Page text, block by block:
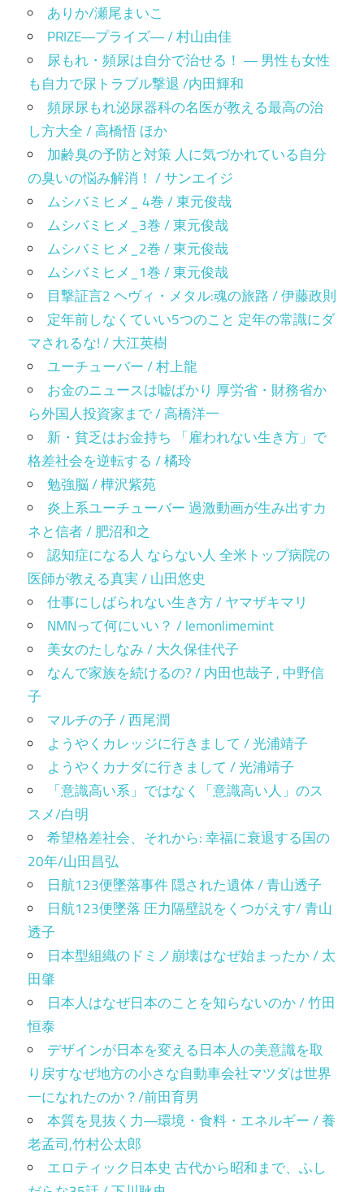
ありか/瀬尾まいこ
PRIZE―プライズ― / 村山由佳
尿もれ・頻尿は自分で治せる！ ― 男性も女性
も自力で尿トラブル撃退 /内田輝和
頻尿尿もれ泌尿器科の名医が教える最高の治
し方大全 / 高橋悟 ほか
加齢臭の予防と対策 人に気づかれている自分
の臭いの悩み解消！ / サンエイジ
ムシバミヒメ_ 4巻 / 東元俊哉
ムシバミヒメ_3巻 / 東元俊哉
ムシバミヒメ_2巻 / 東元俊哉
ムシバミヒメ_1巻 / 東元俊哉
目撃証言2 ヘヴィ・メタル:魂の旅路 / 伊藤政則
定年前しなくていい5つのこと 定年の常識にダ
マされるな! / 大江英樹
ユーチューバー / 村上龍
お金のニュースは嘘ばかり 厚労省・財務省か
ら外国人投資家まで / 高橋洋一
新・貧乏はお金持ち 「雇われない生き方」で
格差社会を逆転する / 橘玲
勉強脳 / 樺沢紫苑
炎上系ユーチューバー 過激動画が生み出すカ
ネと信者 / 肥沼和之
認知症になる人 ならない人 全米トップ病院の
医師が教える真実 / 山田悠史
仕事にしばられない生き方 / ヤマザキマリ
NMNって何にいい？ / lemonlimemint
美女のたしなみ / 大久保佳代子
なんで家族を続けるの? / 内田也哉子 , 中野信
子
マルチの子 / 西尾潤
ようやくカレッジに行きまして / 光浦靖子
ようやくカナダに行きまして / 光浦靖子
「意識高い系」ではなく「意識高い人」のス
スメ/白明
希望格差社会、それから: 幸福に衰退する国の
20年/山田昌弘
日航123便墜落事件 隠された遺体 / 青山透子
日航123便墜落 圧力隔壁説をくつがえす/ 青山
透子
日本型組織のドミノ崩壊はなぜ始まったか / 太
田肇
日本人はなぜ日本のことを知らないのか / 竹田
恒泰
デザインが日本を変える日本人の美意識を取
り戻すなぜ地方の小さな自動車会社マツダは世界
一になれたのか？/前田育男
本質を見抜く力―環境・食料・エネルギー / 養
老孟司,竹村公太郎
エロティック日本史 古代から昭和まで、ふし